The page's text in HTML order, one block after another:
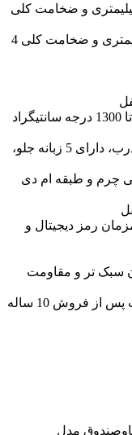
با ورقه فولادی اس تی 37، 10 میلیمتری و ضخامت کلی
بدنه با ورقه فولادی اس تی 37، 4 میلیمتری و ضخامت کلی 4
دارای پشم سنگ (Rock wool) مقاوم تا 1300 درجه سانتیگراد
دارای 9 زبانه ضد سرقت در اطراف درب، دارای 5 زبانه جلو،
چرم و طبقه ام دی
رمز دیجیتال و
سبک تر و مقاومت
مدل